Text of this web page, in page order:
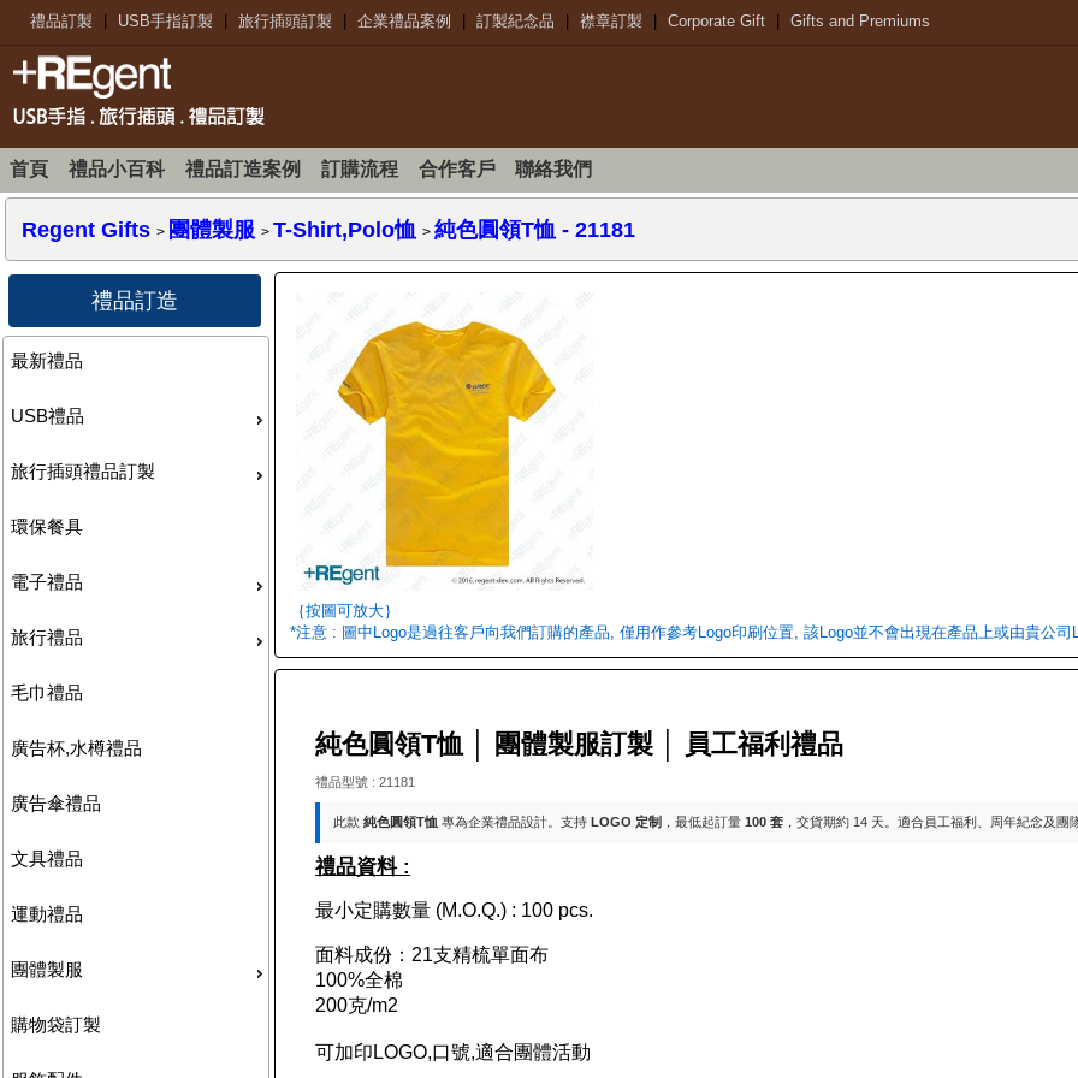
禮品訂製 USB手指訂製 旅行插頭訂製 企業禮品案例 訂製紀念品 襟章訂製 Corporate Gift Gifts and Premiums
首頁 禮品小百科 禮品訂造案例 訂購流程 合作客戶 聯絡我們
Regent Gifts > 團體製服 > T-Shirt,Polo恤 >純色圓領T恤 - 21181
禮品訂造
最新禮品
USB禮品
旅行插頭禮品訂製
環保餐具
電子禮品
旅行禮品
毛巾禮品
廣告杯,水樽禮品
廣告傘禮品
文具禮品
運動禮品
團體製服
購物袋訂製
｛按圖可放大｝
*注意 : 圖中Logo是過往客戶向我們訂購的產品, 僅用作參考Logo印刷位置, 該Logo並不會出現在產品上或由貴公司
純色圓領T恤 │ 團體製服訂製 │ 員工福利禮品
禮品型號 : 21181
此款純色圓領T恤 專為企業禮品設計。支持LOGO 定制 ，最低起訂量100 套 ，交貨期約 14 天。適合員工福利、周年紀念及團
禮品資料 :
最小定購數量 (M.O.Q.) : 100 pcs.
面料成份：21支精梳單面布
100%全棉
200克/m2
可加印LOGO,口號,適合團體活動